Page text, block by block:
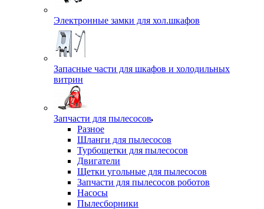
Электронные замки для хол.шкафов
Запасные части для шкафов и холодильных
витрин
Запчасти для пылесосов
Разное
Шланги для пылесосов
Турбощетки для пылесосов
Двигатели
Щетки угольные для пылесосов
Запчасти для пылесосов роботов
Насосы
Пылесборники